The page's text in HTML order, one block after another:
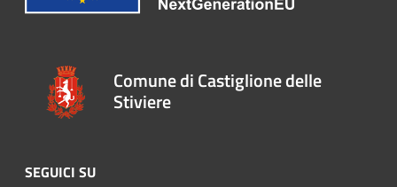
Comune di Castiglione delle
Stiviere
SEGUICI SU